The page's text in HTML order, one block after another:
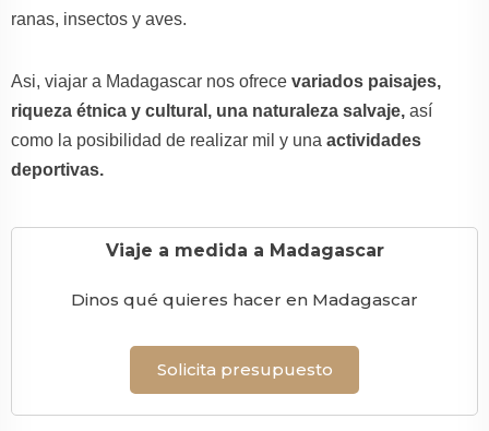
ranas, insectos y aves.
Asi, viajar a Madagascar nos ofrece variados paisajes,
riqueza étnica y cultural, una naturaleza salvaje, así
como la posibilidad de realizar mil y una actividades
deportivas.
Viaje a medida a Madagascar
Dinos qué quieres hacer en Madagascar
Solicita presupuesto